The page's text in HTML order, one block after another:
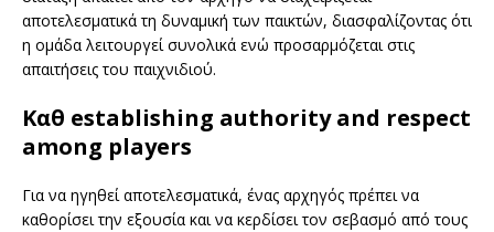
αποτελεσματικά τη δυναμική των παικτών, διασφαλίζοντας ότι
η ομάδα λειτουργεί συνολικά ενώ προσαρμόζεται στις
απαιτήσεις του παιχνιδιού.
Καθ establishing authority and respect
among players
Για να ηγηθεί αποτελεσματικά, ένας αρχηγός πρέπει να
καθορίσει την εξουσία και να κερδίσει τον σεβασμό από τους